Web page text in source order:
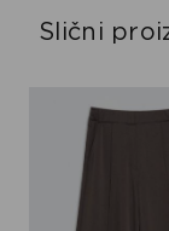
Slični